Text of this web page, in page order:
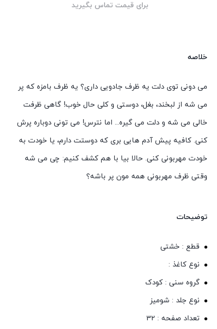
برای قیمت تماس بگیرید
خلاصه
می دونی توی دلت یه ظرف جادویی داری؟ یه ظرف بامزه که پر
می شه از لبخند، بغل، دوستی و کلی حال خوب! گاهی ظرفت
خالی می شه و دلت می گیره... اما نترس! می تونی دوباره پرش
کنی. کافیه پیش آدم هایی بری که دوستت دارم، یا خودت به
خودت مهربونی کنی. حالا بیا با هم کشف کنیم: چی می شه
وقتی ظرف مهربونی همه مون پر باشه؟
توضیحات
قطع : خشتی
نوع کاغذ :
گروه سنی : کودک
نوع جلد : شومیز
تعداد صفحه : 32